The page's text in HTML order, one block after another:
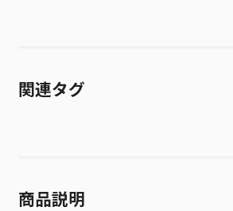
関連タグ
商品説明